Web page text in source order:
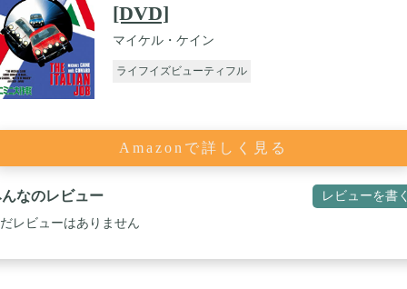
[DVD]
マイケル・ケイン
ライフイズビューティフル
Amazonで詳しく見る
なのレビュー レビューを書
レビューはありません